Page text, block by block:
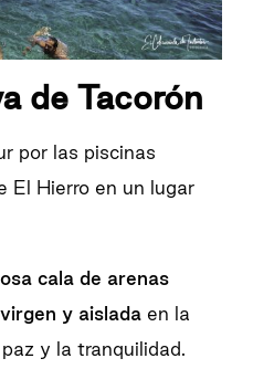
de Tacorón
por las piscinas
El Hierro en un lugar
cala de arenas
y aislada en la
y la tranquilidad.